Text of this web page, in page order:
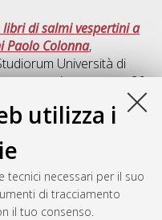
utilizza i
tecnici necessari per il suo
di tracciamento
il tuo consenso.
libri di salmi vespertini a
Paolo Colonna,
Università di
musica e teatro, 26
della Settimana Santa
di Bologna
Università di
e beni musicali,